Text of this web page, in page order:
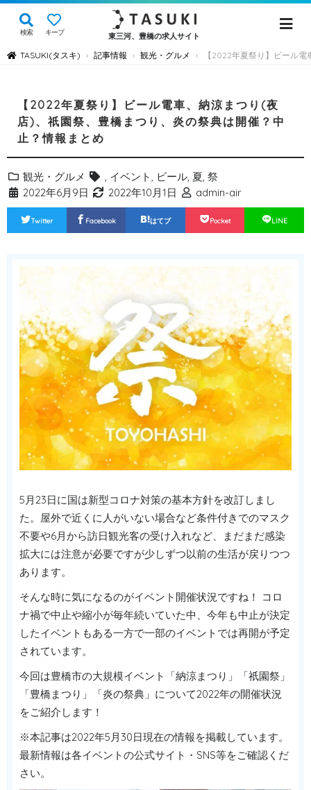
検索 キープ 東三河、豊橋の求人サイト
TASUKI(タスキ) › 記事情報 › 観光・グルメ › 【2022年夏祭り】ビール
【2022年夏祭り】ビール電車、納涼まつり(夜
店)、祇園祭、豊橋まつり、炎の祭典は開催？中
止？情報まとめ
観光・グルメ , イベント, ビール, 夏, 祭
2022年6月9日
2022年10月1日 admin-air
Twitter Facebook はてブ Pocket LINE
5月23日に国は新型コロナ対策の基本方針を改訂しまし
た。屋外で近くに人がいない場合など条件付きでのマスク
不要や6月から訪日観光客の受け入れなど、まだまだ感染
拡大には注意が必要ですが少しずつ以前の生活が戻りつつ
あります。
そんな時に気になるのがイベント開催状況ですね！ コロ
ナ禍で中止や縮小が毎年続いていた中、今年も中止が決定
したイベントもある一方で一部のイベントでは再開が予定
されています。
今回は豊橋市の大規模イベント「納涼まつり」「祇園祭」
「豊橋まつり」「炎の祭典」について2022年の開催状況
をご紹介します！
※本記事は2022年5月30日現在の情報を掲載しています。
最新情報は各イベントの公式サイト・SNS等をご確認くだ
さい。